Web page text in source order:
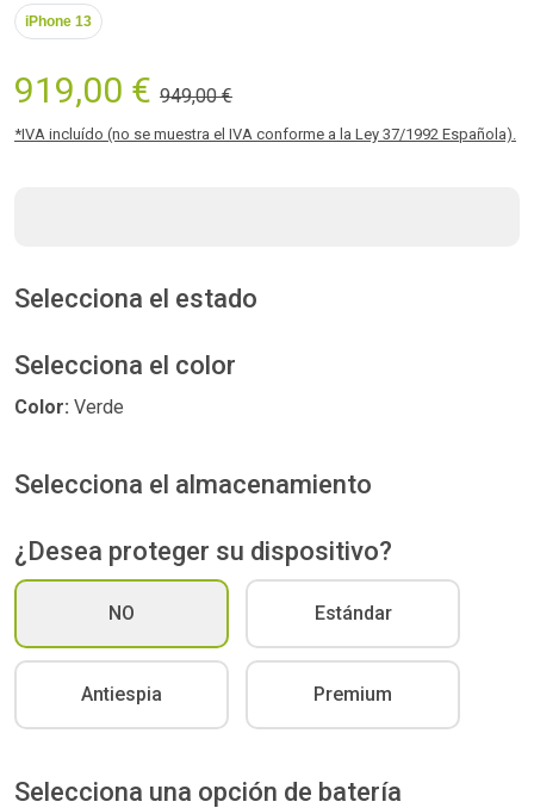
iPhone 13
919,00 € 949,00 €
*IVA incluído (no se muestra el IVA conforme a la Ley 37/1992 Española).
Selecciona el estado
Selecciona el color
Color: Verde
Selecciona el almacenamiento
¿Desea proteger su dispositivo?
NO Estándar
Antiespia Premium
Selecciona una opción de batería